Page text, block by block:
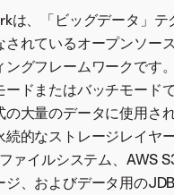
は、「ビッグデータ」テ
されているオープンソー
ングフレームワークです
ードまたはバッチモード
の大量のデータに使用さ
的なストレージレイヤ
ァイルシステム、AWS
ジ、およびデータ用の